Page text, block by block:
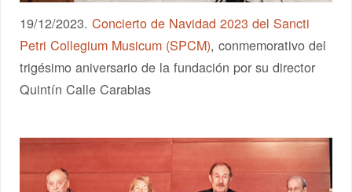
19/12/2023.Concierto de Navidad 2023 del Sancti
Petri Collegium Musicum (SPCM), conmemorativo del
trigésimo aniversario de la fundación por su director
Quintín Calle Carabias